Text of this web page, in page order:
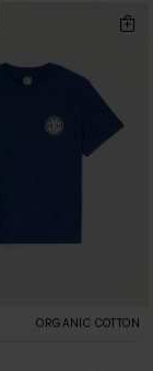
ORGANIC COTTON